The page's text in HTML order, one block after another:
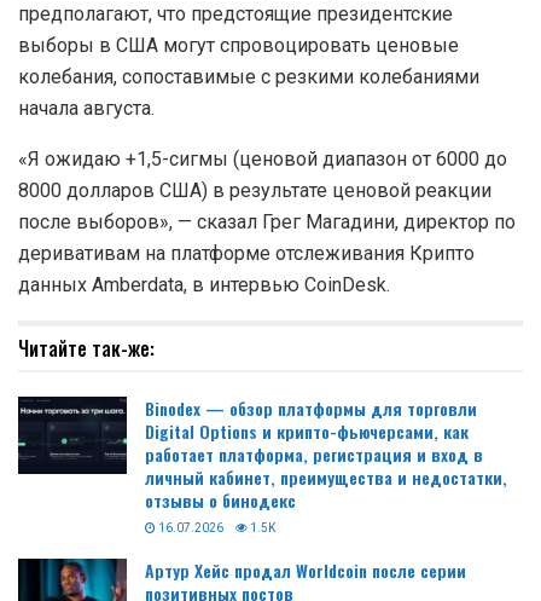
предполагают, что предстоящие президентские
выборы в США могут спровоцировать ценовые
колебания, сопоставимые с резкими колебаниями
начала августа.
«Я ожидаю +1,5-сигмы (ценовой диапазон от 6000 до
8000 долларов США) в результате ценовой реакции
после выборов», — сказал Грег Магадини, директор по
деривативам на платформе отслеживания Криптo
данных Amberdata, в интервью CoinDesk.
Читайте так-же:
Binodex — обзор платформы для торговли
Digital Options и крипто-фьючерсами, как
работает платформа, регистрация и вход в
личный кабинет, преимущества и недостатки,
отзывы о бинодекс
16.07.2026 1.5K
Артур Хейс продал Worldcoin после серии
позитивных постов